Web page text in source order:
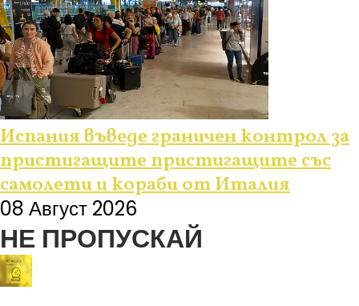
Испания въведе граничен контрол за
пристигащите пристигащите със
самолети и кораби от Италия
08 Август 2026
НЕ ПРОПУСКАЙ